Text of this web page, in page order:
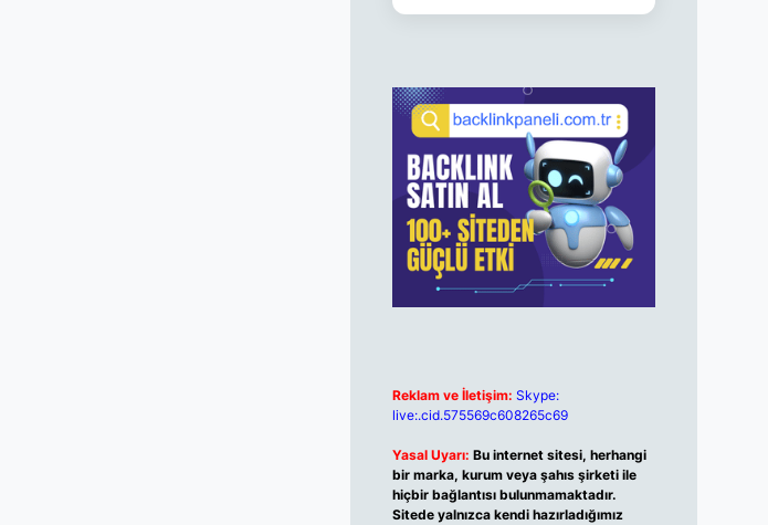
Reklam ve İletişim: Skype:
live:.cid.575569c608265c69
Yasal Uyarı: Bu internet sitesi, herhangi
bir marka, kurum veya şahıs şirketi ile
hiçbir bağlantısı bulunmamaktadır.
Sitede yalnızca kendi hazırladığımız